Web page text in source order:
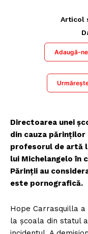
Articol
Adaugă-
Directoarea unei
din cauza
profesorul de artă
lui Michelangelo în
Părinții au
este pornografică.
Hope Carrasquilla
la școala din statul